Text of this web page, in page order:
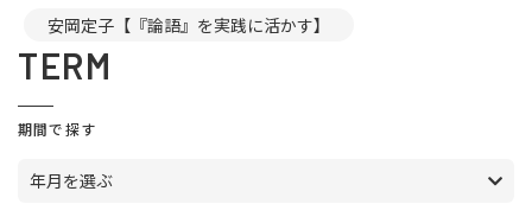
安岡定子【『論語』を実践に活かす】
TERM
期間で探す
年月を選ぶ